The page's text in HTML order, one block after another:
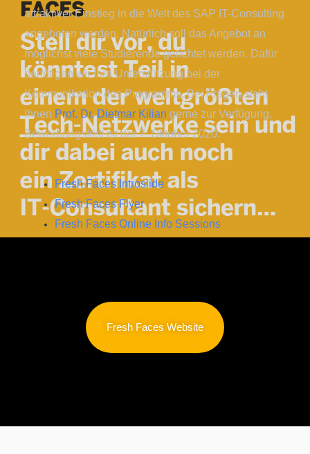
attraktiver Einstieg in die Welt des SAP IT-Consulting
angeboten werden. Natürlich soll das Angebot an
möglichst viele Studierende gerichtet werden. Dafür
benötigen wir Ihre Unterstützung bei der
Kommunikation des Programms. Bei Fragen steht
Ihnen Prof. Dr. Dietmar Kilian gerne zur Verfügung.
Bewerbungsfrist ist der 7. Oktober 2020.
Fresh Faces Introslide
Fresh Faces Flyer
Fresh Faces Online Info Sessions
Fresh Faces Website